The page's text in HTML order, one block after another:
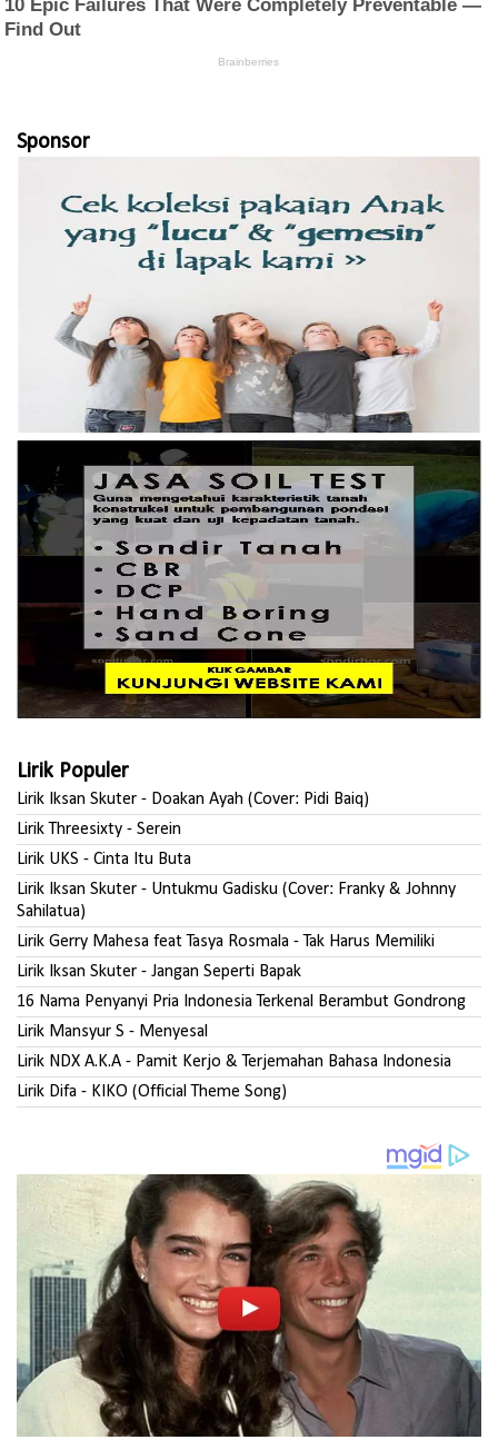
Sponsor
Lirik Populer
Lirik Iksan Skuter - Doakan Ayah (Cover: Pidi Baiq)
Lirik Threesixty - Serein
Lirik UKS - Cinta Itu Buta
Lirik Iksan Skuter - Untukmu Gadisku (Cover: Franky & Johnny
Sahilatua)
Lirik Gerry Mahesa feat Tasya Rosmala - Tak Harus Memiliki
Lirik Iksan Skuter - Jangan Seperti Bapak
16 Nama Penyanyi Pria Indonesia Terkenal Berambut Gondrong
Lirik Mansyur S - Menyesal
Lirik NDX A.K.A - Pamit Kerjo & Terjemahan Bahasa Indonesia
Lirik Difa - KIKO (Official Theme Song)